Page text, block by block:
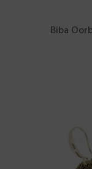
Biba